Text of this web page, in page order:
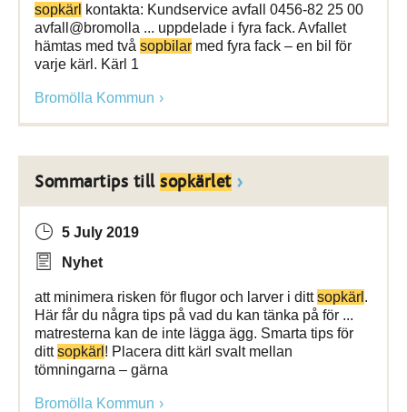
sopkärl kontakta: Kundservice avfall 0456-82 25 00
avfall@bromolla ... uppdelade i fyra fack. Avfallet
hämtas med två sopbilar med fyra fack – en bil för
varje kärl. Kärl 1
Bromölla Kommun
Sommartips till sopkärlet
5 July 2019
Nyhet
att minimera risken för flugor och larver i dittsopkärl .
Här får du några tips på vad du kan tänka på för ...
matresterna kan de inte lägga ägg. Smarta tips för
dittsopkärl ! Placera ditt kärl svalt mellan
tömningarna – gärna
Bromölla Kommun